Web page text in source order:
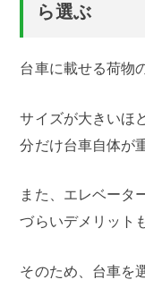
ら選ぶ
台車に載せる荷物
サイズが大きいほ
分だけ台車自体が
また、エレベータ
づらいデメリット
そのため、台車を